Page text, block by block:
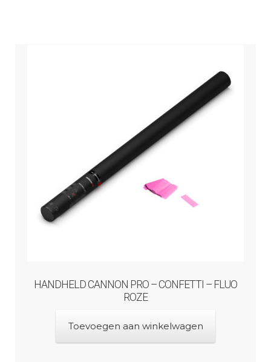
HANDHELD CANNON PRO – CONFETTI – FLUO
ROZE
Toevoegen aan winkelwagen